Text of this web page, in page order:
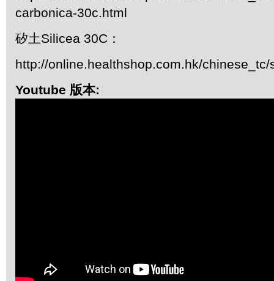
carbonica-30c.html
矽土Silicea 30C：
http://online.healthshop.com.hk/
Youtube 版本: